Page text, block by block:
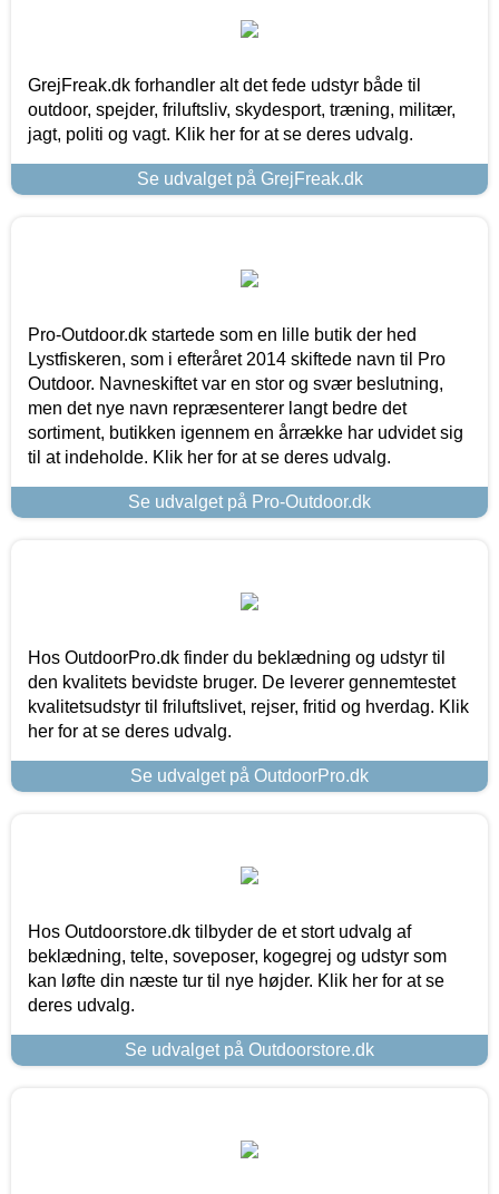
GrejFreak.dk forhandler alt det fede udstyr både til
outdoor, spejder, friluftsliv, skydesport, træning, militær,
jagt, politi og vagt. Klik her for at se deres udvalg.
Se udvalget på GrejFreak.dk
Pro-Outdoor.dk startede som en lille butik der hed
Lystfiskeren, som i efteråret 2014 skiftede navn til Pro
Outdoor. Navneskiftet var en stor og svær beslutning,
men det nye navn repræsenterer langt bedre det
sortiment, butikken igennem en årrække har udvidet sig
til at indeholde. Klik her for at se deres udvalg.
Se udvalget på Pro-Outdoor.dk
Hos OutdoorPro.dk finder du beklædning og udstyr til
den kvalitets bevidste bruger. De leverer gennemtestet
kvalitetsudstyr til friluftslivet, rejser, fritid og hverdag. Klik
her for at se deres udvalg.
Se udvalget på OutdoorPro.dk
Hos Outdoorstore.dk tilbyder de et stort udvalg af
beklædning, telte, soveposer, kogegrej og udstyr som
kan løfte din næste tur til nye højder. Klik her for at se
deres udvalg.
Se udvalget på Outdoorstore.dk